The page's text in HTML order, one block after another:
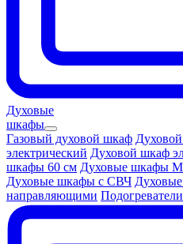
Духовые
шкафы
Газовый духовой шкаф
электрический Духовой шкаф
шкафы 60 см Духовые шкафы
Духовые шкафы с СВЧ
направляющими